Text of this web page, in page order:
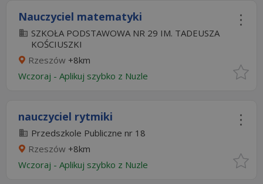
Nauczyciel matematyki
SZKOŁA PODSTAWOWA NR 29 IM. TADEUSZA
KOŚCIUSZKI
Rzeszów +8km
Wczoraj - Aplikuj szybko z Nuzle
nauczyciel rytmiki
Przedszkole Publiczne nr 18
Rzeszów +8km
Wczoraj - Aplikuj szybko z Nuzle